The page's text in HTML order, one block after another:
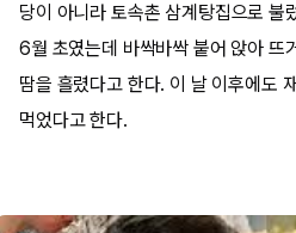
당이 아니라 토속촌 삼계탕집으로 불
6월 초였는데 바싹바싹 붙어 앉아 뜨
땀을 흘렸다고 한다. 이 날 이후에도
먹었다고 한다.